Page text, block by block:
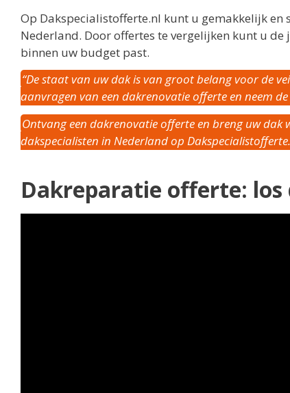
Op Dakspecialistofferte.nl kunt u gemakkelijk
Nederland. Door offertes te vergelijken kunt u
binnen uw budget past.
“De staat van uw dak is van groot belang voor de
aanvragen van een dakrenovatie offerte en neem
Ontvang een dakrenovatie offerte en breng uw dak
dakspecialisten in Nederland op
Dakreparatie offerte: los